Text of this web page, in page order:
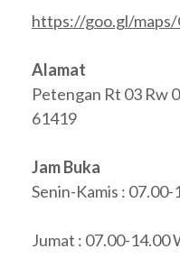
https://goo.gl/
Alamat
Petengan Rt 03 Rw
61419
Jam Buka
Senin-Kamis :
Jumat : 07.00-14.00